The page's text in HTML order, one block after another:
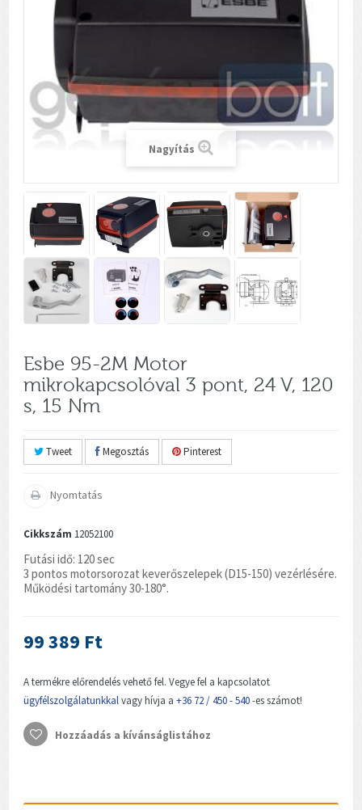
Nagyítás
Esbe 95-2M Motor
mikrokapcsolóval 3 pont, 24 V, 120
s, 15 Nm
Tweet Megosztás Pinterest
Nyomtatás
Cikkszám 12052100
Futási idő: 120 sec
3 pontos motorsorozat keverőszelepek (D15-150) vezérlésére.
Működési tartomány 30-180°.
99 389 Ft
A termékre előrendelés vehető fel. Vegye fel a kapcsolatot
ügyfélszolgálatunkkalvagy hívja a +36 72 / 450 - 540-es számot!
Hozzáadás a kívánságlistához